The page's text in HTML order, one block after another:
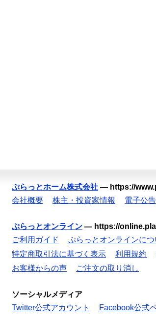
ぷらっとホーム株式会社 — https://
会社概要
株主・投資家情報 電子公告
ぷらっとオンライン — https://
ご利用ガイド
ぷらっとオンラインにつ
特定商取引法に基づく表示
利用規約
お客様からの声
ご注文の取り消し
ソーシャルメディア
Twitter公式アカウント
Facebook公式